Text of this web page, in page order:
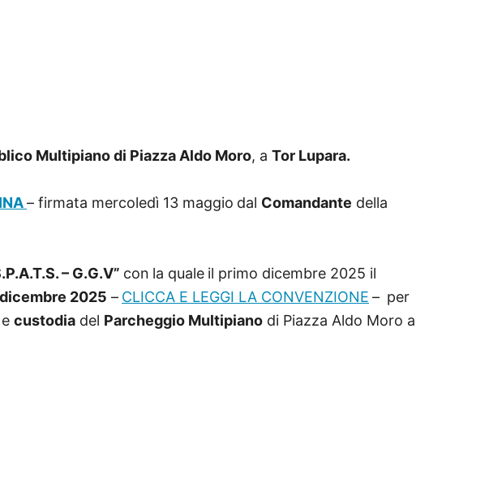
Multipiano di Piazza Aldo Moro, a Tor Lupara.
– firmata mercoledì 13 maggio dal Comandante della
– G.G.V” con la quale il primo dicembre 2025 il
2025 – CLICCA E LEGGI LA CONVENZIONE – per
e custodia del Parcheggio Multipiano di Piazza Aldo Moro a